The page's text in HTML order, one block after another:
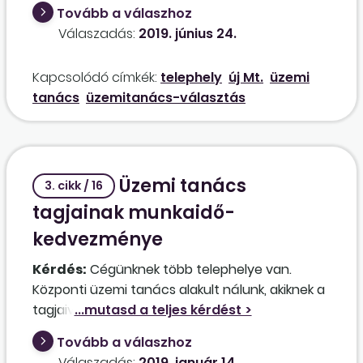
tekintetében rendelkeznek jogkörrel, de az
egyes telephelyek, részlegek létszáma nem éri
tanácsot választani a munkáltatónál?
Tovább a válaszhoz
Válaszadás: 2019. június 24.
Kapcsolódó címkék: telephely új Mt. üzemi
tanács üzemitanács-választás
3. cikk / 16
Üzemi tanács
tagjainak munkaidő-
kedvezménye
Kérdés: Cégünknek több telephelye van.
Központi üzemi tanács alakult nálunk, akiknek a
tagjaival rendszeresen konzultálunk. A központi
üzemi tanács tagjai különböző munkaidő-
beosztásokban dolgoznak, így sűrűn előfordul,
Tovább a válaszhoz